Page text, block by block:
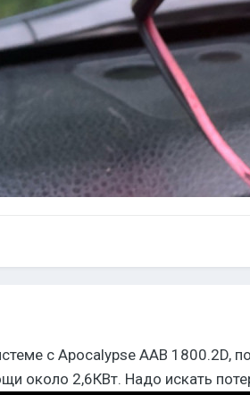
с Apocalypse AAB
около 2,6КВт. Надо искать